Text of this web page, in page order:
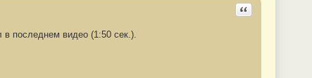
Ответить с
последнем видео (1:50 сек.).